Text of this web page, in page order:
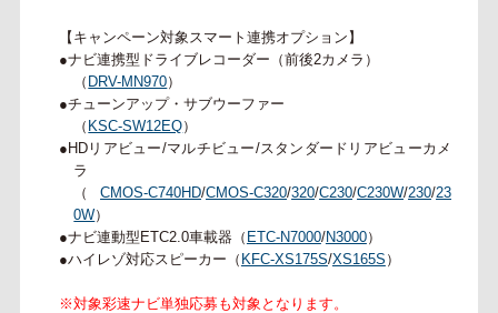
【キャンペーン対象スマート連携オプション】
●ナビ連携型ドライブレコーダー（前後2カメラ）
（ DRV-MN970）
●チューンアップ・サブウーファー
（ KSC-SW12EQ）
●HDリアビュー/マルチビュー/スタンダードリアビューカメ
ラ
（CMOS-C740HD/CMOS-C320/320/C230/C230W/230/23
0W）
●ナビ連動型ETC2.0車載器（ ETC-N7000/N3000）
●ハイレゾ対応スピーカー（ KFC-XS175S/XS165S ）
※対象彩速ナビ単独応募も対象となります。